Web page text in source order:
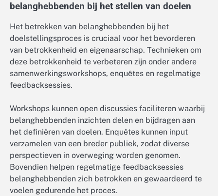
belanghebbenden bij het stellen van doelen
Het betrekken van belanghebbenden bij het
doelstellingsproces is cruciaal voor het bevorderen
van betrokkenheid en eigenaarschap. Technieken om
deze betrokkenheid te verbeteren zijn onder andere
samenwerkingsworkshops, enquêtes en regelmatige
feedbacksessies.
Workshops kunnen open discussies faciliteren waarbij
belanghebbenden inzichten delen en bijdragen aan
het definiëren van doelen. Enquêtes kunnen input
verzamelen van een breder publiek, zodat diverse
perspectieven in overweging worden genomen.
Bovendien helpen regelmatige feedbacksessies
belanghebbenden zich betrokken en gewaardeerd te
voelen gedurende het proces.